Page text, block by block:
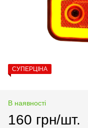
СУПЕРЦІНА
В наявності
160 грн/шт.